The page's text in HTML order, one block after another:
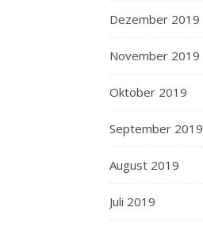
Dezember 2019
November 2019
Oktober 2019
September 2019
August 2019
Juli 2019